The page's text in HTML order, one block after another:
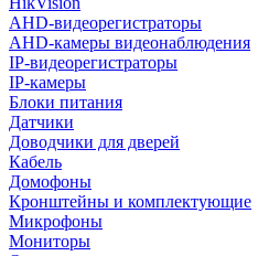
AHD-видеорегистраторы
AHD-камеры видеонаблюдения
IP-видеорегистраторы
IP-камеры
Блоки питания
Датчики
Доводчики для дверей
Кабель
Домофоны
Кронштейны и комплектующие
Микрофоны
Мониторы